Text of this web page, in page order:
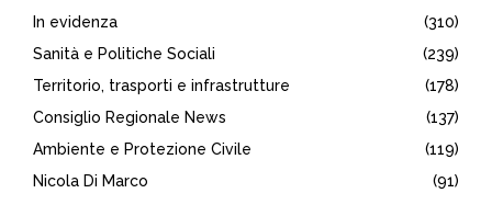
In evidenza
(310)
Sanità e Politiche Sociali
(239)
Territorio, trasporti e infrastrutture
(178)
Consiglio Regionale News
(137)
Ambiente e Protezione Civile
(119)
Nicola Di Marco
(91)